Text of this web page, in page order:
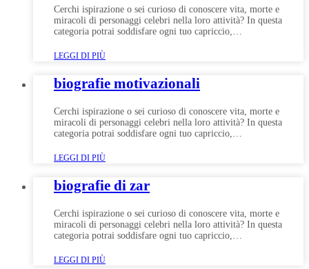
Cerchi ispirazione o sei curioso di conoscere vita, morte e
miracoli di personaggi celebri nella loro attività? In questa
categoria potrai soddisfare ogni tuo capriccio,…
LEGGI DI PIÙ
biografie motivazionali
Cerchi ispirazione o sei curioso di conoscere vita, morte e
miracoli di personaggi celebri nella loro attività? In questa
categoria potrai soddisfare ogni tuo capriccio,…
LEGGI DI PIÙ
biografie di zar
Cerchi ispirazione o sei curioso di conoscere vita, morte e
miracoli di personaggi celebri nella loro attività? In questa
categoria potrai soddisfare ogni tuo capriccio,…
LEGGI DI PIÙ